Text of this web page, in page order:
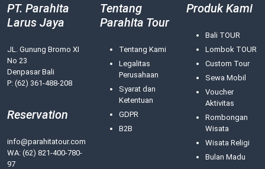
PT. Parahita
Larus Jaya
JL. Gunung Bromo XI
No 23
Denpasar Bali
P: (62) 361-488-208
Reservation
info@parahitatour.com
WA: (62) 821-400-780-
97
Tentang
Parahita Tour
Tentang Kami
Legalitas
Perusahaan
Syarat dan
Ketentuan
GDPR
B2B
Produk Kami
Bali TOUR
Lombok TOUR
Custom Tour
Sewa Mobil
Voucher
Aktivitas
Rombongan
Wisata
Wisata Religi
Bulan Madu